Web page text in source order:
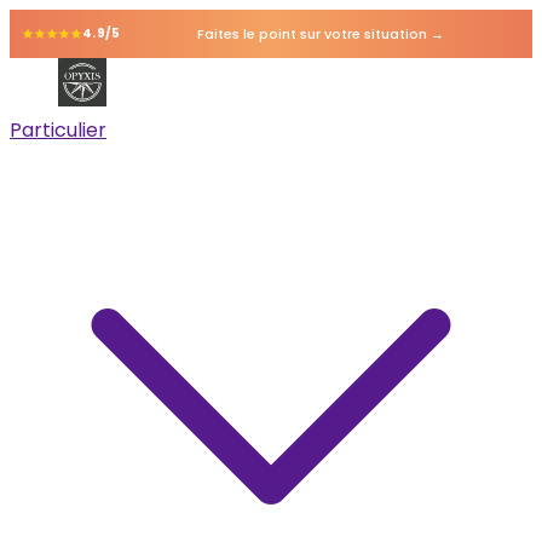
4.9/5 Faites le point sur votre situation →
Particulier